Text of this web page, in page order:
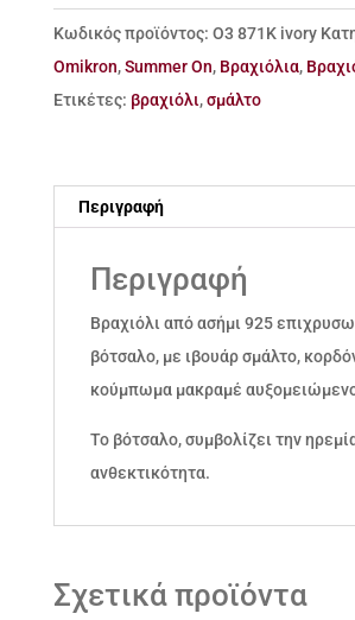
925
επιχρυσωμένο
βότσαλο
με
Κωδικός προϊόντος: Ο3 871Κ ivory
Omikron,Summer On, Βραχιόλια,
Ετικέτες: βραχιόλι,σμάλτο
Περιγραφή
Περιγραφή
Βραχιόλι από ασήμι 925
βότσαλο, με ιβουάρ σμάλτο,
κούμπωμα μακραμέ
Το βότσαλο, συμβολίζει την
ανθεκτικότητα.
Σχετικά προϊόντα